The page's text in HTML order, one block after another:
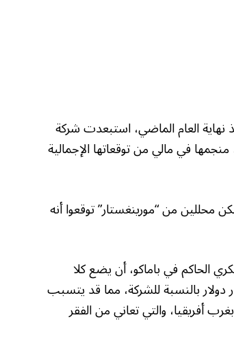
العام الماضي، استبعدت شركة
في مالي من توقعاتها الإجمالية
محللين من “مورينغستار” توقعوا أنه
الحاكم في باماكو، أن يضع كلا
بالنسبة للشركة، مما قد يتسبب
أفريقيا، والتي تعاني من الفقر